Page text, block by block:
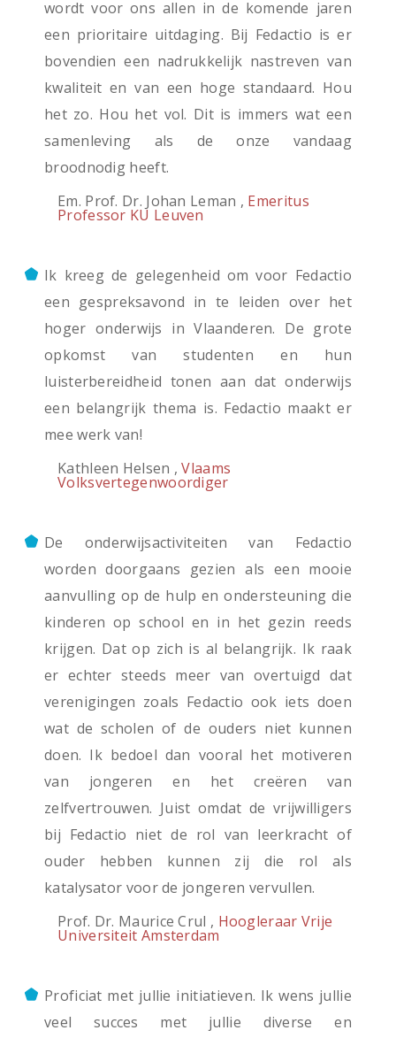
wordt voor ons allen in de komende jaren
een prioritaire uitdaging. Bij Fedactio is er
bovendien een nadrukkelijk nastreven van
kwaliteit en van een hoge standaard. Hou
het zo. Hou het vol. Dit is immers wat een
samenleving als de onze vandaag
broodnodig heeft.
Em. Prof. Dr. Johan Leman , Emeritus
Professor KU Leuven
Ik kreeg de gelegenheid om voor Fedactio
een gespreksavond in te leiden over het
hoger onderwijs in Vlaanderen. De grote
opkomst van studenten en hun
luisterbereidheid tonen aan dat onderwijs
een belangrijk thema is. Fedactio maakt er
mee werk van!
Kathleen Helsen ,Vlaams
Volksvertegenwoordiger
De onderwijsactiviteiten van Fedactio
worden doorgaans gezien als een mooie
aanvulling op de hulp en ondersteuning die
kinderen op school en in het gezin reeds
krijgen. Dat op zich is al belangrijk. Ik raak
er echter steeds meer van overtuigd dat
verenigingen zoals Fedactio ook iets doen
wat de scholen of de ouders niet kunnen
doen. Ik bedoel dan vooral het motiveren
van jongeren en het creëren van
zelfvertrouwen. Juist omdat de vrijwilligers
bij Fedactio niet de rol van leerkracht of
ouder hebben kunnen zij die rol als
katalysator voor de jongeren vervullen.
Prof. Dr. Maurice Crul , Hoogleraar Vrije
Universiteit Amsterdam
Proficiat met jullie initiatieven. Ik wens jullie
veel succes met jullie diverse en